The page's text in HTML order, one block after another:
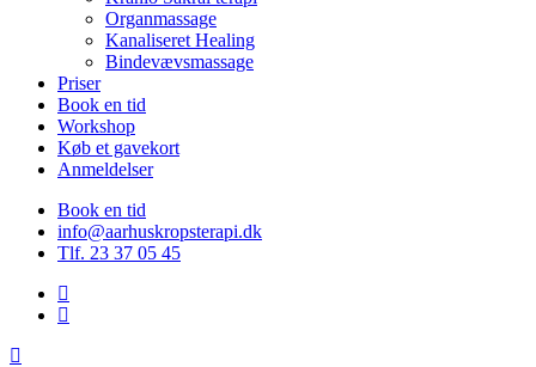
Organmassage
Kanaliseret Healing
Bindevævsmassage
Priser
Book en tid
Workshop
Køb et gavekort
Anmeldelser
Book en tid
info@aarhuskropsterapi.dk
Tlf. 23 37 05 45
facebook
instagram